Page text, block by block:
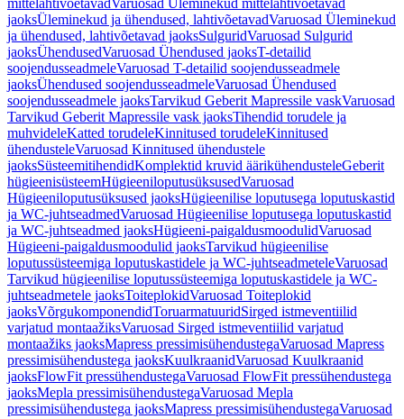
mittelahtivõetavadVaruosad Üleminekud mittelahtivõetavad
jaoksÜleminekud ja ühendused, lahtivõetavadVaruosad Üleminekud
ja ühendused, lahtivõetavad jaoksSulguridVaruosad Sulgurid
jaoksÜhendusedVaruosad Ühendused jaoksT-detailid
soojendusseadmeleVaruosad T-detailid soojendusseadmele
jaoksÜhendused soojendusseadmeleVaruosad Ühendused
soojendusseadmele jaoksTarvikud Geberit Mapressile vaskVaruosad
Tarvikud Geberit Mapressile vask jaoksTihendid torudele ja
muhvideleKatted torudeleKinnitused torudeleKinnitused
ühendusteleVaruosad Kinnitused ühendustele
jaoksSüsteemitihendidKomplektid kruvid äärikühendusteleGeberit
hügieenisüsteemHügieeniloputusüksusedVaruosad
Hügieeniloputusüksused jaoksHügieenilise loputusega loputuskastid
ja WC-juhtseadmedVaruosad Hügieenilise loputusega loputuskastid
ja WC-juhtseadmed jaoksHügieeni-paigaldusmoodulidVaruosad
Hügieeni-paigaldusmoodulid jaoksTarvikud hügieenilise
loputussüsteemiga loputuskastidele ja WC-juhtseadmeteleVaruosad
Tarvikud hügieenilise loputussüsteemiga loputuskastidele ja WC-
juhtseadmetele jaoksToiteplokidVaruosad Toiteplokid
jaoksVõrgukomponendidToruarmatuuridSirged istmeventiilid
varjatud montaažiksVaruosad Sirged istmeventiilid varjatud
montaažiks jaoksMapress pressimisühendustegaVaruosad Mapress
pressimisühendustega jaoksKuulkraanidVaruosad Kuulkraanid
jaoksFlowFit pressühendustegaVaruosad FlowFit pressühendustega
jaoksMepla pressimisühendustegaVaruosad Mepla
pressimisühendustega jaoksMapress pressimisühendustegaVaruosad